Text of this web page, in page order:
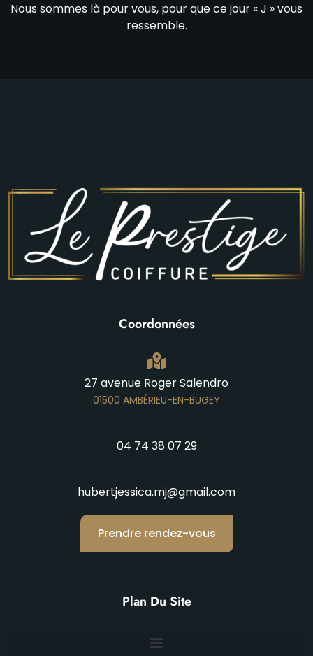
Nous sommes là pour vous, pour que ce jour « J » vous
ressemble.
Coordonnées
27 avenue Roger Salendro
01500 AMBÉRIEU-EN-BUGEY
04 74 38 07 29
hubertjessica.mj@gmail.com
Prendre rendez-vous
Plan Du Site